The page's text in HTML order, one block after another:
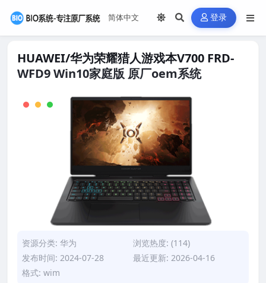
登录
HUAWEI/华为荣耀猎人游戏本V700 FRD-
WFD9 Win10家庭版 原厂oem系统
资源分类: 华为
浏览热度: (114)
发布时间: 2024-07-28
最近更新: 2026-04-16
格式: wim